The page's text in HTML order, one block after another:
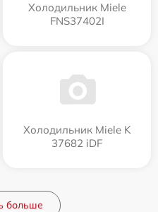
Холодильник Miele
FNS37402I
Холодильник Miele K
37682 iDF
больше